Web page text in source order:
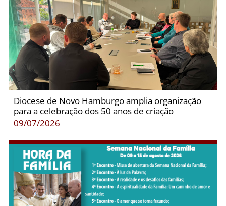
Diocese de Novo Hamburgo amplia organização
para a celebração dos 50 anos de criação
09/07/2026